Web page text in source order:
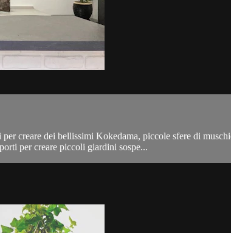
creare dei bellissimi Kokedama, piccole sfere di
per creare piccoli giardini sospe...